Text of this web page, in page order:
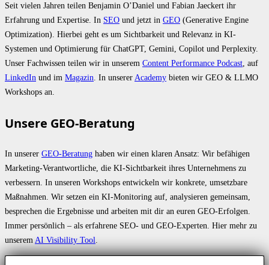
Seit vielen Jahren teilen Benjamin O’Daniel und Fabian Jaeckert ihr
Erfahrung und Expertise. In SEO und jetzt in GEO (Generative Engine
Optimization). Hierbei geht es um Sichtbarkeit und Relevanz in KI-
Systemen und Optimierung für ChatGPT, Gemini, Copilot und Perplexity.
Unser Fachwissen teilen wir in unserem Content Performance Podcast, auf
LinkedIn und im Magazin. In unsererAcademy bieten wir GEO & LLMO
Workshops an.
Unsere GEO-Beratung
In unserer GEO-Beratung haben wir einen klaren Ansatz: Wir befähigen
Marketing-Verantwortliche, die KI-Sichtbarkeit ihres Unternehmens zu
verbessern. In unseren Workshops entwickeln wir konkrete, umsetzbare
Maßnahmen. Wir setzen ein KI-Monitoring auf, analysieren gemeinsam,
besprechen die Ergebnisse und arbeiten mit dir an euren GEO-Erfolgen.
Immer persönlich – als erfahrene SEO- und GEO-Experten. Hier mehr zu
unserem AI Visibility Tool